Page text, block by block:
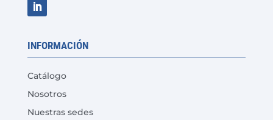
INFORMACIÓN
Catálogo
Nosotros
Nuestras sedes